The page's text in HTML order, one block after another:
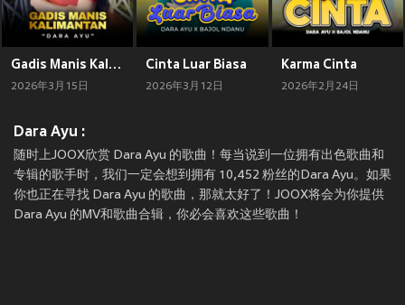
Gadis Manis Kalimantan
2026年3月15日
Cinta Luar Biasa
2026年3月12日
Karma Cinta
2026年2月24日
Dara Ayu :
随时上JOOX欣赏 Dara Ayu 的歌曲！每当说到一位拥有出色歌曲和
专辑的歌手时，我们一定会想到拥有 10,452 粉丝的Dara Ayu。如果
你也正在寻找 Dara Ayu 的歌曲，那就太好了！JOOX将会为你提供
Dara Ayu 的MV和歌曲合辑，你必会喜欢这些歌曲！